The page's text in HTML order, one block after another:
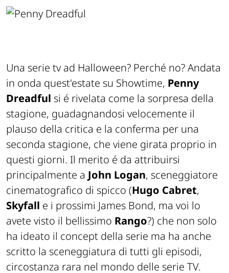
Una serie tv ad Halloween? Perché no? Andata
in onda quest'estate su Showtime, Penny
Dreadful si é rivelata come la sorpresa della
stagione, guadagnandosi velocemente il
plauso della critica e la conferma per una
seconda stagione, che viene girata proprio in
questi giorni. Il merito é da attribuirsi
principalmente a John Logan, sceneggiatore
cinematografico di spicco (Hugo Cabret,
Skyfall e i prossimi James Bond, ma voi lo
avete visto il bellissimo Rango?) che non solo
ha ideato il concept della serie ma ha anche
scritto la sceneggiatura di tutti gli episodi,
circostanza rara nel mondo delle serie TV.